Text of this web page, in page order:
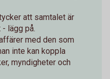
att samtalet är
lägg på.
med den som
inte kan koppla
myndigheter och